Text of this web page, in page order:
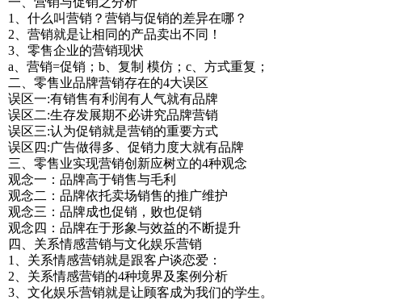
1、什么叫营销？营销与促销的差异在哪？
2、营销就是让相同的产品卖出不同！
3、零售企业的营销现状
a、营销=促销；b、复制 模仿；c、方式重复；
二、零售业品牌营销存在的4大误区
误区一:有销售有利润有人气就有品牌
误区二:生存发展期不必讲究品牌营销
误区三:认为促销就是营销的重要方式
误区四:广告做得多、促销力度大就有品牌
三、零售业实现营销创新应树立的4种观念
观念一：品牌高于销售与毛利
观念二：品牌依托卖场销售的推广维护
观念三：品牌成也促销，败也促销
观念四：品牌在于形象与效益的不断提升
四、关系情感营销与文化娱乐营销
1、关系情感营销就是跟客户谈恋爱：
2、关系情感营销的4种境界及案例分析
3、文化娱乐营销就是让顾客成为我们的学生。